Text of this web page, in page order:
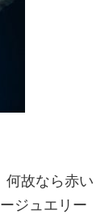
何故なら赤い
ジュエリー